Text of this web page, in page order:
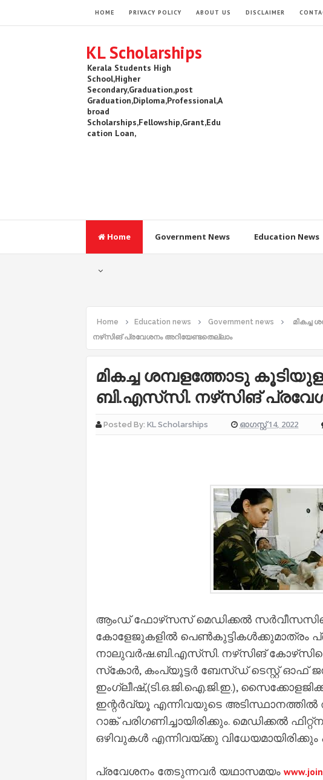
HOME PRIVACY POLICY ABOUT US DISCLAIMER
KL Scholarships
Kerala Students High
School,Higher
Secondary,Graduation,post
Graduation,Diploma,Professional,A
broad
Scholarships,Fellowship,Grant,Edu
cation Loan,
Home Government News Education News
Home Education news Government news
മികച്ച
നഴ്‌സിങ് പ്രവേശനം അറിയേണ്ടതെല്ലാം
മികച്ച ശമ്പളത്തോടു കൂടിയുള്ള
ബി.എസ്‌സി. നഴ്‌സിങ്
Posted By: KL Scholarships ഓഗസ്റ്റ് 14, 2022
ആംഡ് ഫോഴ്‌സസ് മെഡിക്കല്‍
കോളേജുകളില്‍ പെണ്‍കുട്ടികള്‍ക്കുമാത്രം
നാലുവര്‍ഷ.ബി.എസ്‌സി. നഴ്‌സിങ് കോഴ്‌സിലെ
സ്‌കോര്‍, കംപ്യൂട്ടര്‍ ബേസ്ഡ് ടെസ്റ്റ് ഓഫ്
ഇംഗ്ലീഷ്,(ടി.ഒ.ജി.ഐ.ജി.ഇ.),
ഇന്റര്‍വ്യൂ എന്നിവയുടെ അടിസ്ഥാനത്തില്‍
റാങ്ക് പരിഗണിച്ചായിരിക്കും. മെഡിക്കല്‍
ഒഴിവുകള്‍ എന്നിവയ്ക്കു
പ്രവേശനം തേടുന്നവര്‍ യഥാസമയം